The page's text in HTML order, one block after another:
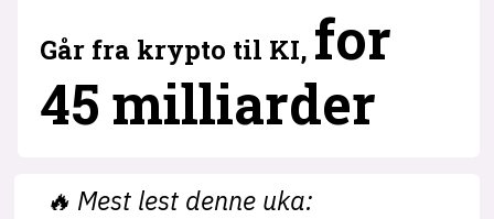
Går fra krypto til KI, for
45 milliarder
🔥 Mest lest denne uka: